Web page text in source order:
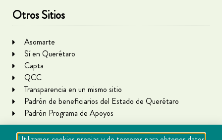
Otros Sitios
Asomarte
Sí en Querétaro
Capta
QCC
Transparencia en un mismo sitio
Padrón de beneficiarios del Estado de Querétaro
Padrón Programa de Apoyos